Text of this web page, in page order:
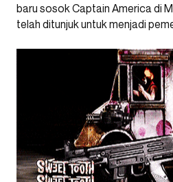
baru sosok Captain America di
telah ditunjuk untuk menjadi